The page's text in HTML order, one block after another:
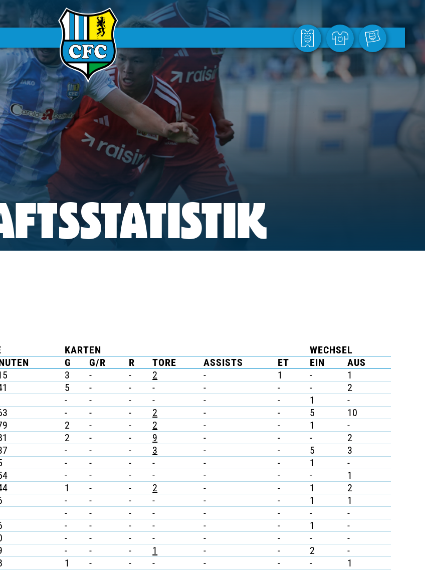
KARTEN
WECHSEL
G G/R R TORE ASSISTS ET EIN
AUS
3 - - 2 - 1 -
1
5 - - - - - -
2
- - - - - - 1
-
- - - 2 - - 5
10
2 - - 2 - - 1
-
2 - - 9 - - -
2
- - - 3 - - 5
3
- - - - - - 1
-
- - - - - - -
1
1 - - 2 - - 1
2
- - - - - - 1
1
- - - - - - -
-
- - - - - - 1
-
- - - - - - -
-
- - - 1 - - 2
-
1 - - - - - -
1